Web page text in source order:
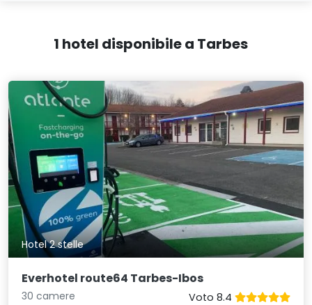
1 hotel disponibile a Tarbes
Hotel 2 stelle
Everhotel route64 Tarbes-Ibos
30 camere
Voto 8.4